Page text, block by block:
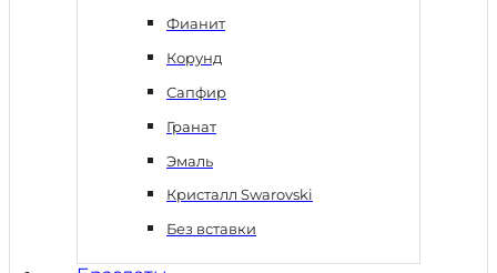
Фианит
Корунд
Сапфир
Гранат
Эмаль
Кристалл Swarovski
Без вставки